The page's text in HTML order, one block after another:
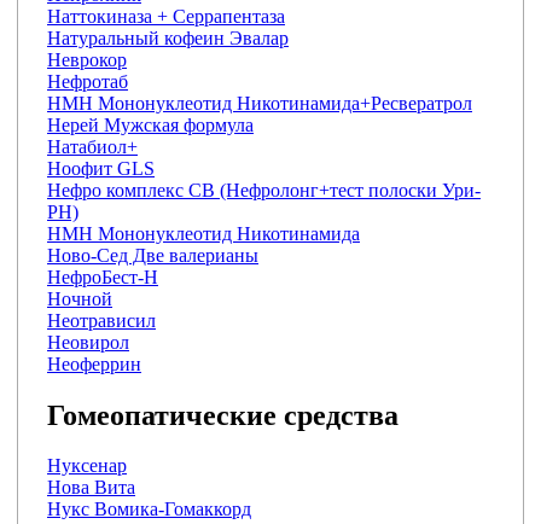
Наттокиназа + Серрапентаза
Натуральный кофеин Эвалар
Неврокор
Нефротаб
НМН Мононуклеотид Никотинамида+Ресвератрол
Нерей Мужская формула
Натабиол+
Ноофит GLS
Нефро комплекс СВ (Нефролонг+тест полоски Ури-
PH)
НМН Мононуклеотид Никотинамида
Ново-Сед Две валерианы
НефроБест-Н
Ночной
Неотрависил
Неовирол
Неоферрин
Гомеопатические средства
Нуксенар
Нова Вита
Нукс Вомика-Гомаккорд